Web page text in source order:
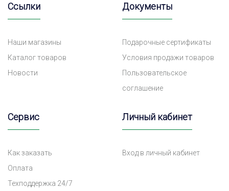
Ссылки
Наши магазины
Каталог товаров
Новости
Документы
Подарочные сертификаты
Условия продажи товаров
Пользовательское
соглашение
Сервис
Как заказать
Оплата
Техподдержка 24/7
Личный кабинет
Вход в личный кабинет